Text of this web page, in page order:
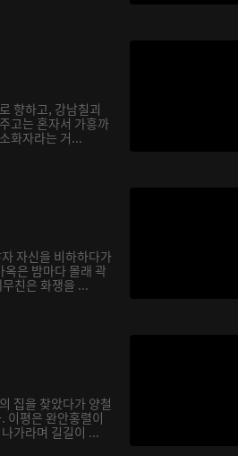
향하고, 강남칠괴
고는 혼자서 가흥까
화자라는 거...
자신을 비하하다가
은 밤마다 몰래 곽
친은 화쟁을 ...
집을 찾았다가 양철
이평은 완안홍렬이
가라며 길길이 ...